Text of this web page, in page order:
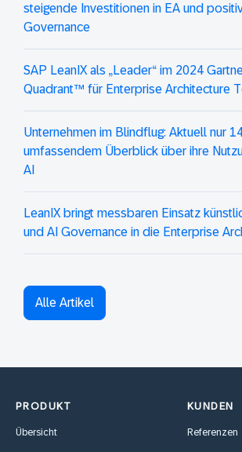
steigende Investitionen in EA und
Governance
SAP LeanIX als „Leader“ im 2024
Quadrant™ für Enterprise Architecture
Unternehmen im Blindflug: Aktuell nur
umfassendem Überblick über ihre
AI
LeanIX bringt messbaren Einsatz
und AI Governance in die Enterprise
Alle Artikel
PRODUKT
Übersicht
KUNDEN
Referenzen